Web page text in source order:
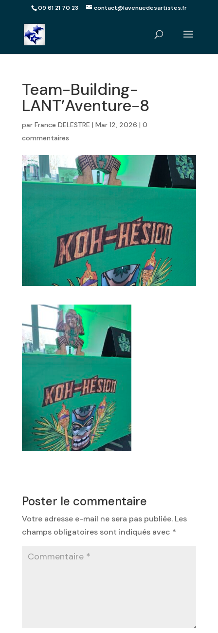
09 61 21 70 23 contact@lavenuedesartistes.fr
Team-Building-
LANT’Aventure-8
par France DELESTRE | Mar 12, 2026 | 0
commentaires
Poster le commentaire
Votre adresse e-mail ne sera pas publiée. Les
champs obligatoires sont indiqués avec *